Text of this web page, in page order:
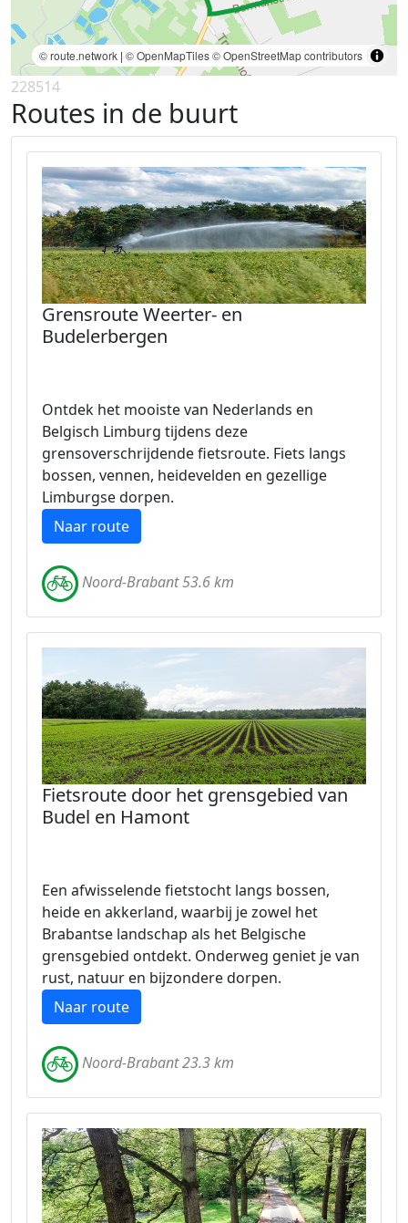
© route.network | © OpenMapTiles© OpenStreetMap contributors
228514
Routes in de buurt
Grensroute Weerter- en
Budelerbergen
Ontdek het mooiste van Nederlands en
Belgisch Limburg tijdens deze
grensoverschrijdende fietsroute. Fiets langs
bossen, vennen, heidevelden en gezellige
Limburgse dorpen.
Naar route
Noord-Brabant 53.6 km
Fietsroute door het grensgebied van
Budel en Hamont
Een afwisselende fietstocht langs bossen,
heide en akkerland, waarbij je zowel het
Brabantse landschap als het Belgische
grensgebied ontdekt. Onderweg geniet je van
rust, natuur en bijzondere dorpen.
Naar route
Noord-Brabant 23.3 km